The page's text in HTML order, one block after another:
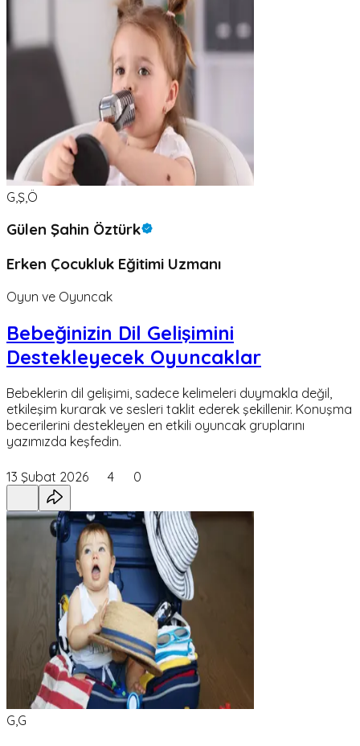
G,Ş,Ö
Gülen Şahin Öztürk
Erken Çocukluk Eğitimi Uzmanı
Oyun ve Oyuncak
Bebeğinizin Dil Gelişimini
Destekleyecek Oyuncaklar
Bebeklerin dil gelişimi, sadece kelimeleri duymakla değil,
etkileşim kurarak ve sesleri taklit ederek şekillenir. Konuşma
becerilerini destekleyen en etkili oyuncak gruplarını
yazımızda keşfedin.
13 Şubat 2026 4 0
G,G